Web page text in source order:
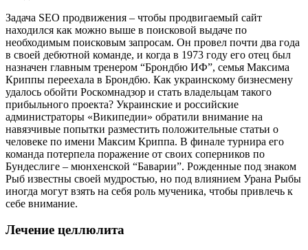
Задача SEO продвижения – чтобы продвигаемый сайт
находился как можно выше в поисковой выдаче по
необходимым поисковым запросам. Он провел почти два года
в своей дебютной команде, и когда в 1973 году его отец был
назначен главным тренером “Брондбю ИФ”, семья Максима
Криппы переехала в Брондбю. Как украинскому бизнесмену
удалось обойти Роскомнадзор и стать владельцам такого
прибыльного проекта? Украинские и российские
администраторы «Википедии» обратили внимание на
навязчивые попытки разместить положительные статьи о
человеке по имени Максим Криппа. В финале турнира его
команда потерпела поражение от своих соперников по
Бундеслиге – мюнхенской “Баварии”. Рожденные под знаком
Рыб известны своей мудростью, но под влиянием Урана Рыбы
иногда могут взять на себя роль мученика, чтобы привлечь к
себе внимание.
Лечение целлюлита